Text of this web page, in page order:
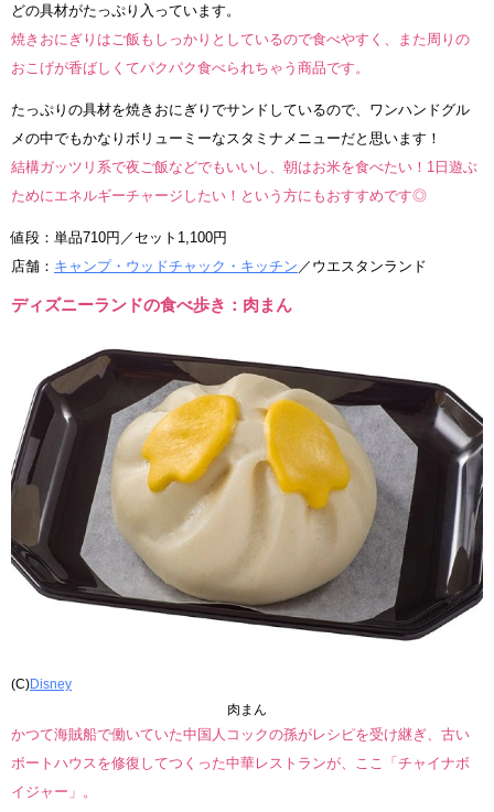
どの具材がたっぷり入っています。
焼きおにぎりはご飯もしっかりとしているので食べやすく、また周りの
おこげが香ばしくてパクパク食べられちゃう商品です。
たっぷりの具材を焼きおにぎりでサンドしているので、ワンハンドグル
メの中でもかなりボリューミーなスタミナメニューだと思います！
結構ガッツリ系で夜ご飯などでもいいし、朝はお米を食べたい！1日遊ぶ
ためにエネルギーチャージしたい！という方にもおすすめです◎
値段：単品710円／セット1,100円
店舗： キャンプ・ウッドチャック・キッチン ／ウエスタンランド
ディズニーランドの食べ歩き：肉まん
(C)Disney
肉まん
かつて海賊船で働いていた中国人コックの孫がレシピを受け継ぎ、古い
ボートハウスを修復してつくった中華レストランが、ここ「チャイナボ
イジャー」。